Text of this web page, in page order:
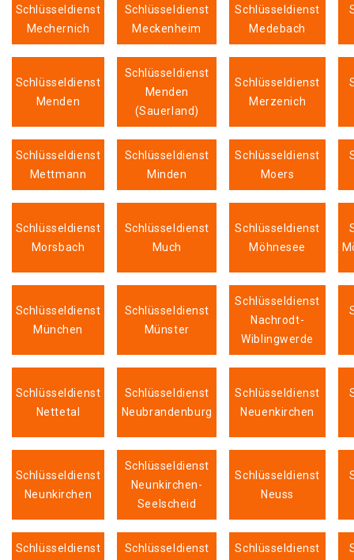
Schlüsseldienst
Mechernich
Schlüsseldienst
Meckenheim
Schlüsseldienst
Medebach
Schlüsseldienst
Menden
Schlüsseldienst
Menden
(Sauerland)
Schlüsseldienst
Merzenich
Schlüsseldienst
Mettmann
Schlüsseldienst
Minden
Schlüsseldienst
Moers
Schlüsseldienst
Morsbach
Schlüsseldienst
Much
Schlüsseldienst
Möhnesee
Schlüsseldienst
München
Schlüsseldienst
Münster
Schlüsseldienst
Nachrodt-
Wiblingwerde
Schlüsseldienst
Nettetal
Schlüsseldienst
Neubrandenburg
Schlüsseldienst
Neuenkirchen
Schlüsseldienst
Neunkirchen
Schlüsseldienst
Neunkirchen-
Seelscheid
Schlüsseldienst
Neuss
Schlüsseldienst
Schlüsseldienst
Schlüsseldienst